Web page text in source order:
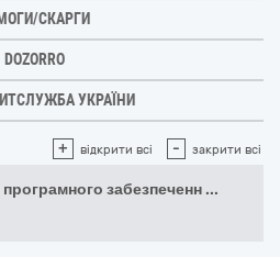
СКАРГИ
DOZORRO
УКРАЇНИ
+ відкрити всі - закрити всі
програмного забезпеченн ...